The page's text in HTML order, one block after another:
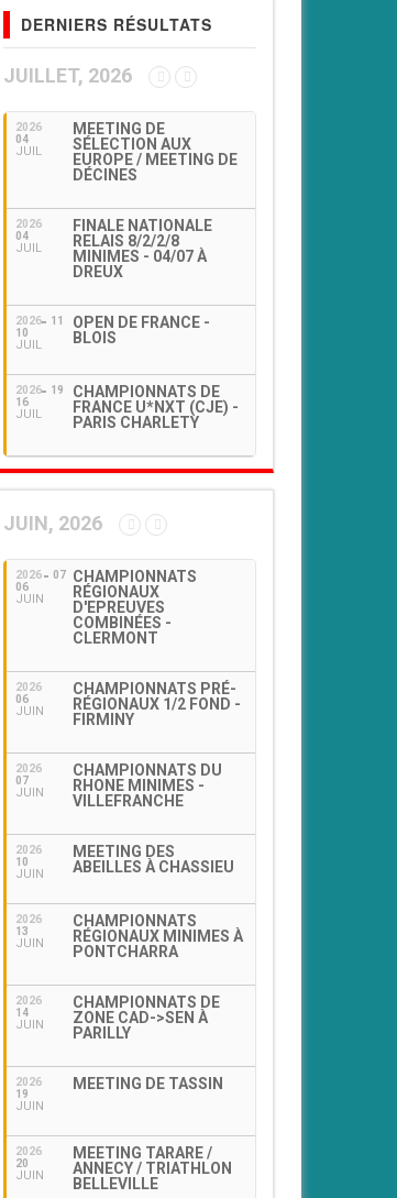
DERNIERS RÉSULTATS
JUILLET, 2026
2026
04
JUIL
MEETING DE
SÉLECTION AUX
EUROPE / MEETING DE
DÉCINES
2026
04
JUIL
FINALE NATIONALE
RELAIS 8/2/2/8
MINIMES - 04/07 À
DREUX
2026
10
JUIL
11
OPEN DE FRANCE -
BLOIS
2026
16
JUIL
19
CHAMPIONNATS DE
FRANCE U*NXT (CJE) -
PARIS CHARLETY
JUIN, 2026
2026
06
JUIN
07
CHAMPIONNATS
RÉGIONAUX
D'EPREUVES
COMBINÉES -
CLERMONT
2026
06
JUIN
CHAMPIONNATS PRÉ-
RÉGIONAUX 1/2 FOND -
FIRMINY
2026
07
JUIN
CHAMPIONNATS DU
RHONE MINIMES -
VILLEFRANCHE
2026
10
JUIN
MEETING DES
ABEILLES À CHASSIEU
2026
13
JUIN
CHAMPIONNATS
RÉGIONAUX MINIMES À
PONTCHARRA
2026
14
JUIN
CHAMPIONNATS DE
ZONE CAD->SEN À
PARILLY
2026
19
JUIN
MEETING DE TASSIN
2026
20
JUIN
MEETING TARARE /
ANNECY / TRIATHLON
BELLEVILLE